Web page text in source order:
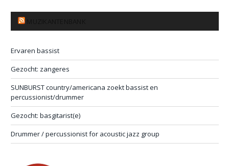
Ervaren bassist
Gezocht: zangeres
SUNBURST country/americana zoekt bassist en
percussionist/drummer
Gezocht: basgitarist(e)
Drummer / percussionist for acoustic jazz group